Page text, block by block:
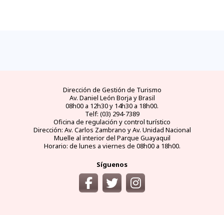
Dirección de Gestión de Turismo
Av. Daniel León Borja y Brasil
08h00 a 12h30 y 14h30 a 18h00.
Telf: (03) 294-7389
Oficina de regulación y control turístico
Dirección: Av. Carlos Zambrano y Av. Unidad Nacional
Muelle al interior del Parque Guayaquil
Horario: de lunes a viernes de 08h00 a 18h00.
Síguenos